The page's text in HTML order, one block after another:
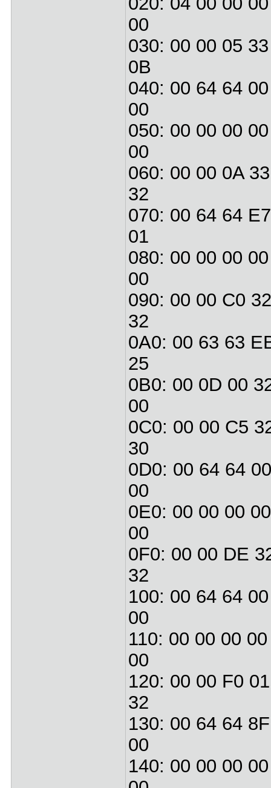
00
030: 00 00 05
0B
040: 00 64 64
00
050: 00 00 00
00
060: 00 00 0A
32
070: 00 64 64
01
080: 00 00 00
00
090: 00 00 C0
32
0A0: 00 63 63
25
0B0: 00 0D 00
00
0C0: 00 00 C5
30
0D0: 00 64 64
00
0E0: 00 00 00
00
0F0: 00 00 DE
32
100: 00 64 64
00
110: 00 00 00
00
120: 00 00 F0
32
130: 00 64 64
00
140: 00 00 00